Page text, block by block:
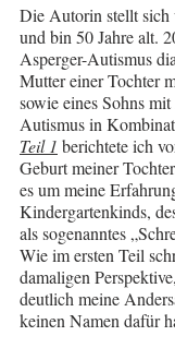
Die Autorin stellt sich
und bin 50 Jahre alt.
Asperger-Autismus
Mutter einer Tochter
sowie eines Sohns
Autismus in
Teil 1 berichtete ich
Geburt meiner
es um meine
Kindergartenkinds,
als sogenanntes
Wie im ersten Teil
damaligen
deutlich meine
keinen Namen dafür